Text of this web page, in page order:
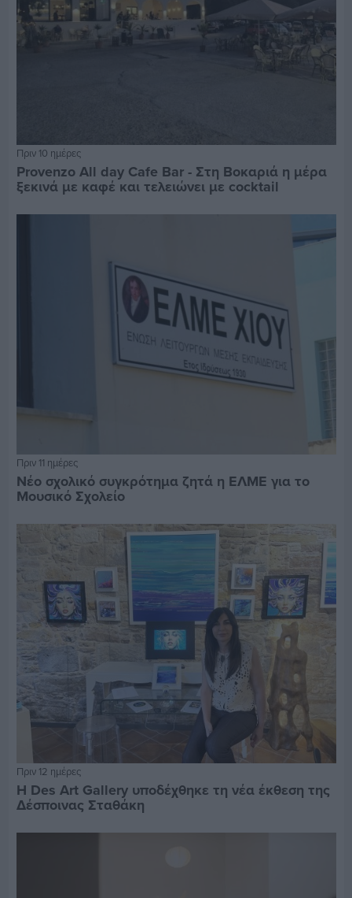
Πριν 10 ημέρες
Provenzo All day Cafe Bar - Στη Βοκαριά η μέρα
ξεκινά με καφέ και τελειώνει με cocktail
Πριν 11 ημέρες
Νέο σχολικό συγκρότημα ζητά η ΕΛΜΕ για το
Μουσικό Σχολείο
Πριν 12 ημέρες
Η Des Art Gallery υποδέχθηκε τη νέα έκθεση της
Δέσποινας Σταθάκη